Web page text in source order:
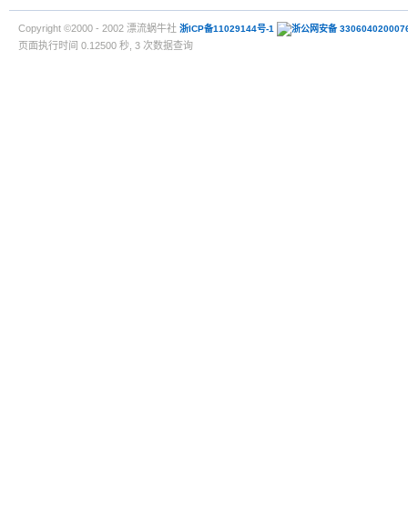
Copyright ©2000 - 2002 漂流蜗牛社 浙ICP备11029144号-1 浙公网安备
页面执行时间 0.12500 秒, 3 次数据查询